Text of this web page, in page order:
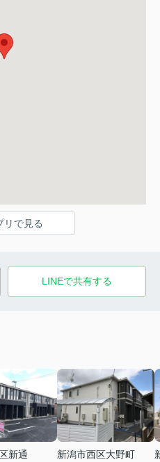
リで見る
LINEで共有する
新通
新潟市西区大野町